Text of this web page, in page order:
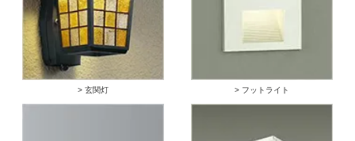
> 玄関灯 > フットライト